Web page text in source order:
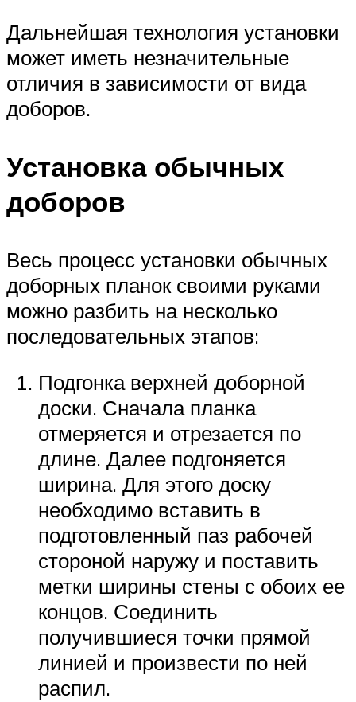
Дальнейшая технология установки
может иметь незначительные
отличия в зависимости от вида
доборов.
Установка обычных
доборов
Весь процесс установки обычных
доборных планок своими руками
можно разбить на несколько
последовательных этапов:
Подгонка верхней доборной
доски. Сначала планка
отмеряется и отрезается по
длине. Далее подгоняется
ширина. Для этого доску
необходимо вставить в
подготовленный паз рабочей
стороной наружу и поставить
метки ширины стены с обоих ее
концов. Соединить
получившиеся точки прямой
линией и произвести по ней
распил.